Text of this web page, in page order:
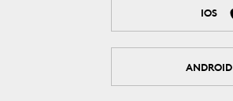
IOS
ANDROID